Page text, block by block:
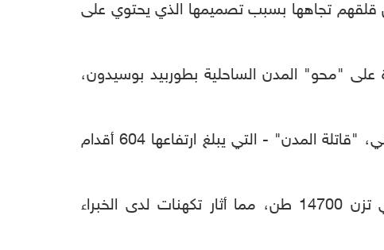
عن قلقهم تجاهها بسبب تصميمها الذي يحتوي على
"محو" المدن الساحلية بطوربيد بوسيدون،
وأكدت الصحيفة البريطانية، أنه بعد تجارب ناجحة، تسلمت القوات البحرية الروسية في يوليو الماضي، "قاتلة المدن" - التي يبلغ ارتفاعها 604 أقدام
وتشير أحدث الصور إلى أن الرئيس الروسي، فلاديمير بوتين، يسعى لإخفاء موقع الغواصة التي تزن 14700 طن، مما أثار تكهنات لدى الخبراء